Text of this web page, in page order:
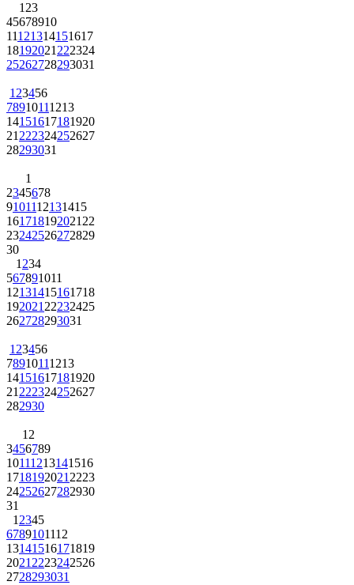
123
45678910
11121314151617
18192021222324
25262728293031
123456
78910111213
14151617181920
21222324252627
28293031
1
2345678
9101112131415
16171819202122
23242526272829
30
1234
567891011
12131415161718
19202122232425
262728293031
123456
78910111213
14151617181920
21222324252627
282930
12
3456789
10111213141516
17181920212223
24252627282930
31
12345
6789101112
13141516171819
20212223242526
2728293031